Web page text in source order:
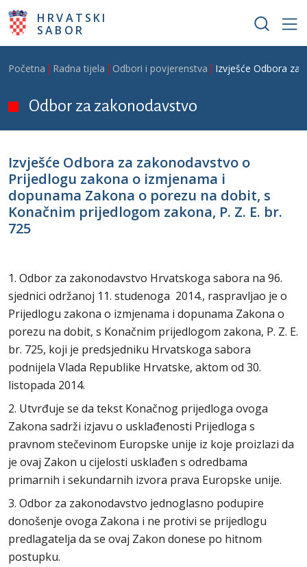
Skoči na glavni sadržaj
HRVATSKI
SABOR
Breadcrumb
Početna Radna tijela Odbori i povjerenstva Izvješće Odbora za
Odbor za zakonodavstvo
Izvješće Odbora za zakonodavstvo o
Prijedlogu zakona o izmjenama i
dopunama Zakona o porezu na dobit, s
Konačnim prijedlogom zakona, P. Z. E. br.
725
1. Odbor za zakonodavstvo Hrvatskoga sabora na 96.
sjednici održanoj 11. studenoga 2014., raspravljao je o
Prijedlogu zakona o izmjenama i dopunama Zakona o
porezu na dobit, s Konačnim prijedlogom zakona, P. Z. E.
br. 725, koji je predsjedniku Hrvatskoga sabora
podnijela Vlada Republike Hrvatske, aktom od 30.
listopada 2014.
2. Utvrđuje se da tekst Konačnog prijedloga ovoga
Zakona sadrži izjavu o usklađenosti Prijedloga s
pravnom stečevinom Europske unije iz koje proizlazi da
je ovaj Zakon u cijelosti usklađen s odredbama
primarnih i sekundarnih izvora prava Europske unije.
3. Odbor za zakonodavstvo jednoglasno podupire
donošenje ovoga Zakona i ne protivi se prijedlogu
predlagatelja da se ovaj Zakon donese po hitnom
postupku.